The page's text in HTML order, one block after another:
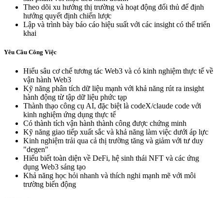
Theo dõi xu hướng thị trường và hoạt động đối thủ để định
hướng quyết định chiến lược
Lập và trình bày báo cáo hiệu suất với các insight có thể triển
khai
Yêu Cầu Công Việc
Hiểu sâu cơ chế tương tác Web3 và có kinh nghiệm thực tế về
vận hành Web3
Kỹ năng phân tích dữ liệu mạnh với khả năng rút ra insight
hành động từ tập dữ liệu phức tạp
Thành thạo công cụ AI, đặc biệt là codeX/claude code với
kinh nghiệm ứng dụng thực tế
Có thành tích vận hành thành công được chứng minh
Kỹ năng giao tiếp xuất sắc và khả năng làm việc dưới áp lực
Kinh nghiệm trải qua cả thị trường tăng và giảm với tư duy
"degen"
Hiểu biết toàn diện về DeFi, hệ sinh thái NFT và các ứng
dụng Web3 sáng tạo
Khả năng học hỏi nhanh và thích nghi mạnh mẽ với môi
trường biến động